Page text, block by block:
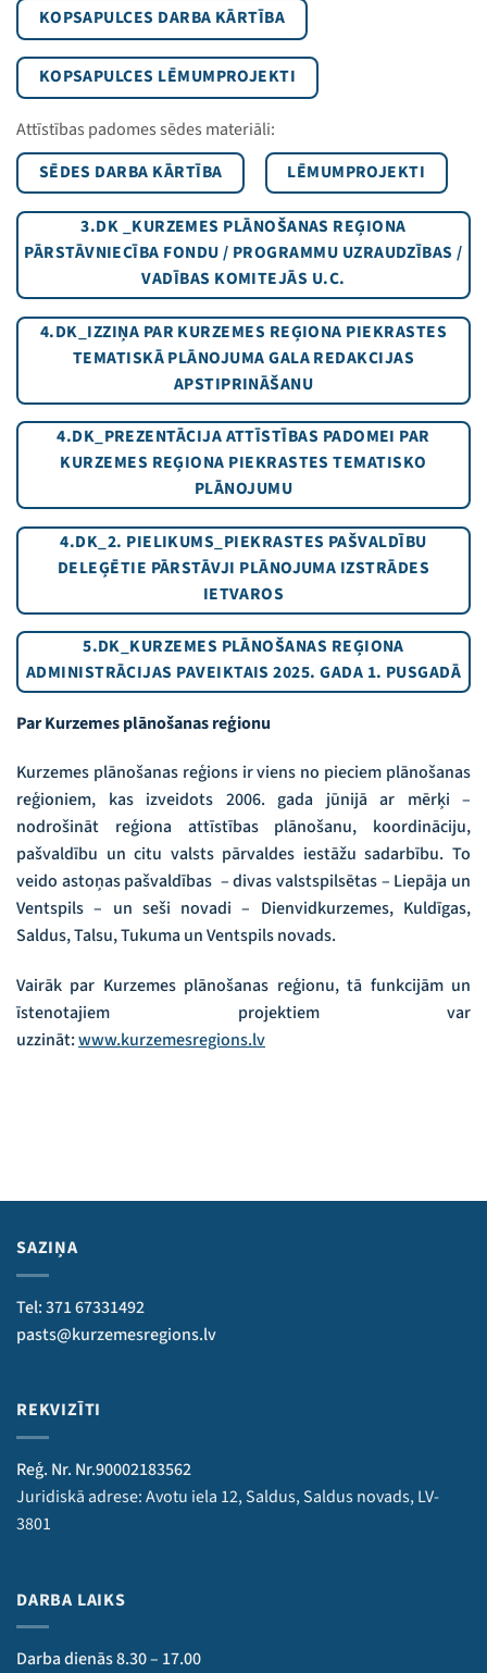
KOPSAPULCES DARBA KĀRTĪBA
KOPSAPULCES LĒMUMPROJEKTI
Attīstības padomes sēdes materiāli:
SĒDES DARBA KĀRTĪBA
LĒMUMPROJEKTI
3.DK _KURZEMES PLĀNOŠANAS REĢIONA
PĀRSTĀVNIECĪBA FONDU / PROGRAMMU UZRAUDZĪBAS /
VADĪBAS KOMITEJĀS U.C.
4.DK_IZZIŅA PAR KURZEMES REĢIONA PIEKRASTES
TEMATISKĀ PLĀNOJUMA GALA REDAKCIJAS
APSTIPRINĀŠANU
4.DK_PREZENTĀCIJA ATTĪSTĪBAS PADOMEI PAR
KURZEMES REĢIONA PIEKRASTES TEMATISKO
PLĀNOJUMU
4.DK_2. PIELIKUMS_PIEKRASTES PAŠVALDĪBU
DELEĢĒTIE PĀRSTĀVJI PLĀNOJUMA IZSTRĀDES
IETVAROS
5.DK_KURZEMES PLĀNOŠANAS REĢIONA
ADMINISTRĀCIJAS PAVEIKTAIS 2025. GADA 1. PUSGADĀ
Par Kurzemes plānošanas reģionu
Kurzemes plānošanas reģions ir viens no pieciem plānošanas
reģioniem, kas izveidots 2006. gada jūnijā ar mērķi –
nodrošināt reģiona attīstības plānošanu, koordināciju,
pašvaldību un citu valsts pārvaldes iestāžu sadarbību. To
veido astoņas pašvaldības – divas valstspilsētas – Liepāja un
Ventspils – un seši novadi – Dienvidkurzemes, Kuldīgas,
Saldus, Talsu, Tukuma un Ventspils novads.
Vairāk par Kurzemes plānošanas reģionu, tā funkcijām un
īstenotajiem projektiem var
uzzināt:www.kurzemesregions.lv
SAZIŅA
Tel: 371 67331492
pasts@kurzemesregions.lv
REKVIZĪTI
Reģ. Nr. Nr.90002183562
Juridiskā adrese: Avotu iela 12, Saldus, Saldus novads, LV-
3801
DARBA LAIKS
Darba dienās 8.30 – 17.00